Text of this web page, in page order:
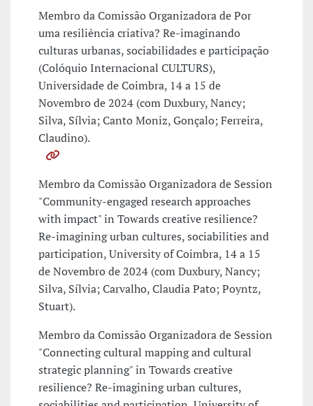
Membro da Comissão Organizadora de Por
uma resiliência criativa? Re-imaginando
culturas urbanas, sociabilidades e participação
(Colóquio Internacional CULTURS),
Universidade de Coimbra, 14 a 15 de
Novembro de 2024 (com Duxbury, Nancy;
Silva, Sílvia; Canto Moniz, Gonçalo; Ferreira,
Claudino).
Membro da Comissão Organizadora de Session
"Community-engaged research approaches
with impact" in Towards creative resilience?
Re-imagining urban cultures, sociabilities and
participation, University of Coimbra, 14 a 15
de Novembro de 2024 (com Duxbury, Nancy;
Silva, Sílvia; Carvalho, Claudia Pato; Poyntz,
Stuart).
Membro da Comissão Organizadora de Session
"Connecting cultural mapping and cultural
strategic planning" in Towards creative
resilience? Re-imagining urban cultures,